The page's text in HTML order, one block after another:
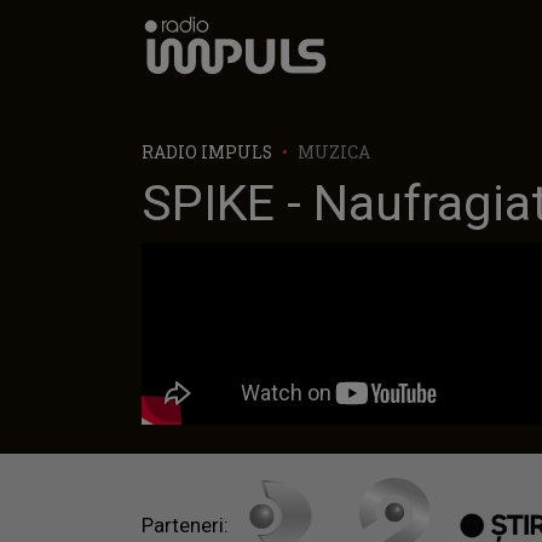
Radio Impuls
RADIO IMPULS MUZICA
SPIKE -
Parteneri: